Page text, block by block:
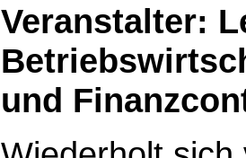
Veranstalter:
und